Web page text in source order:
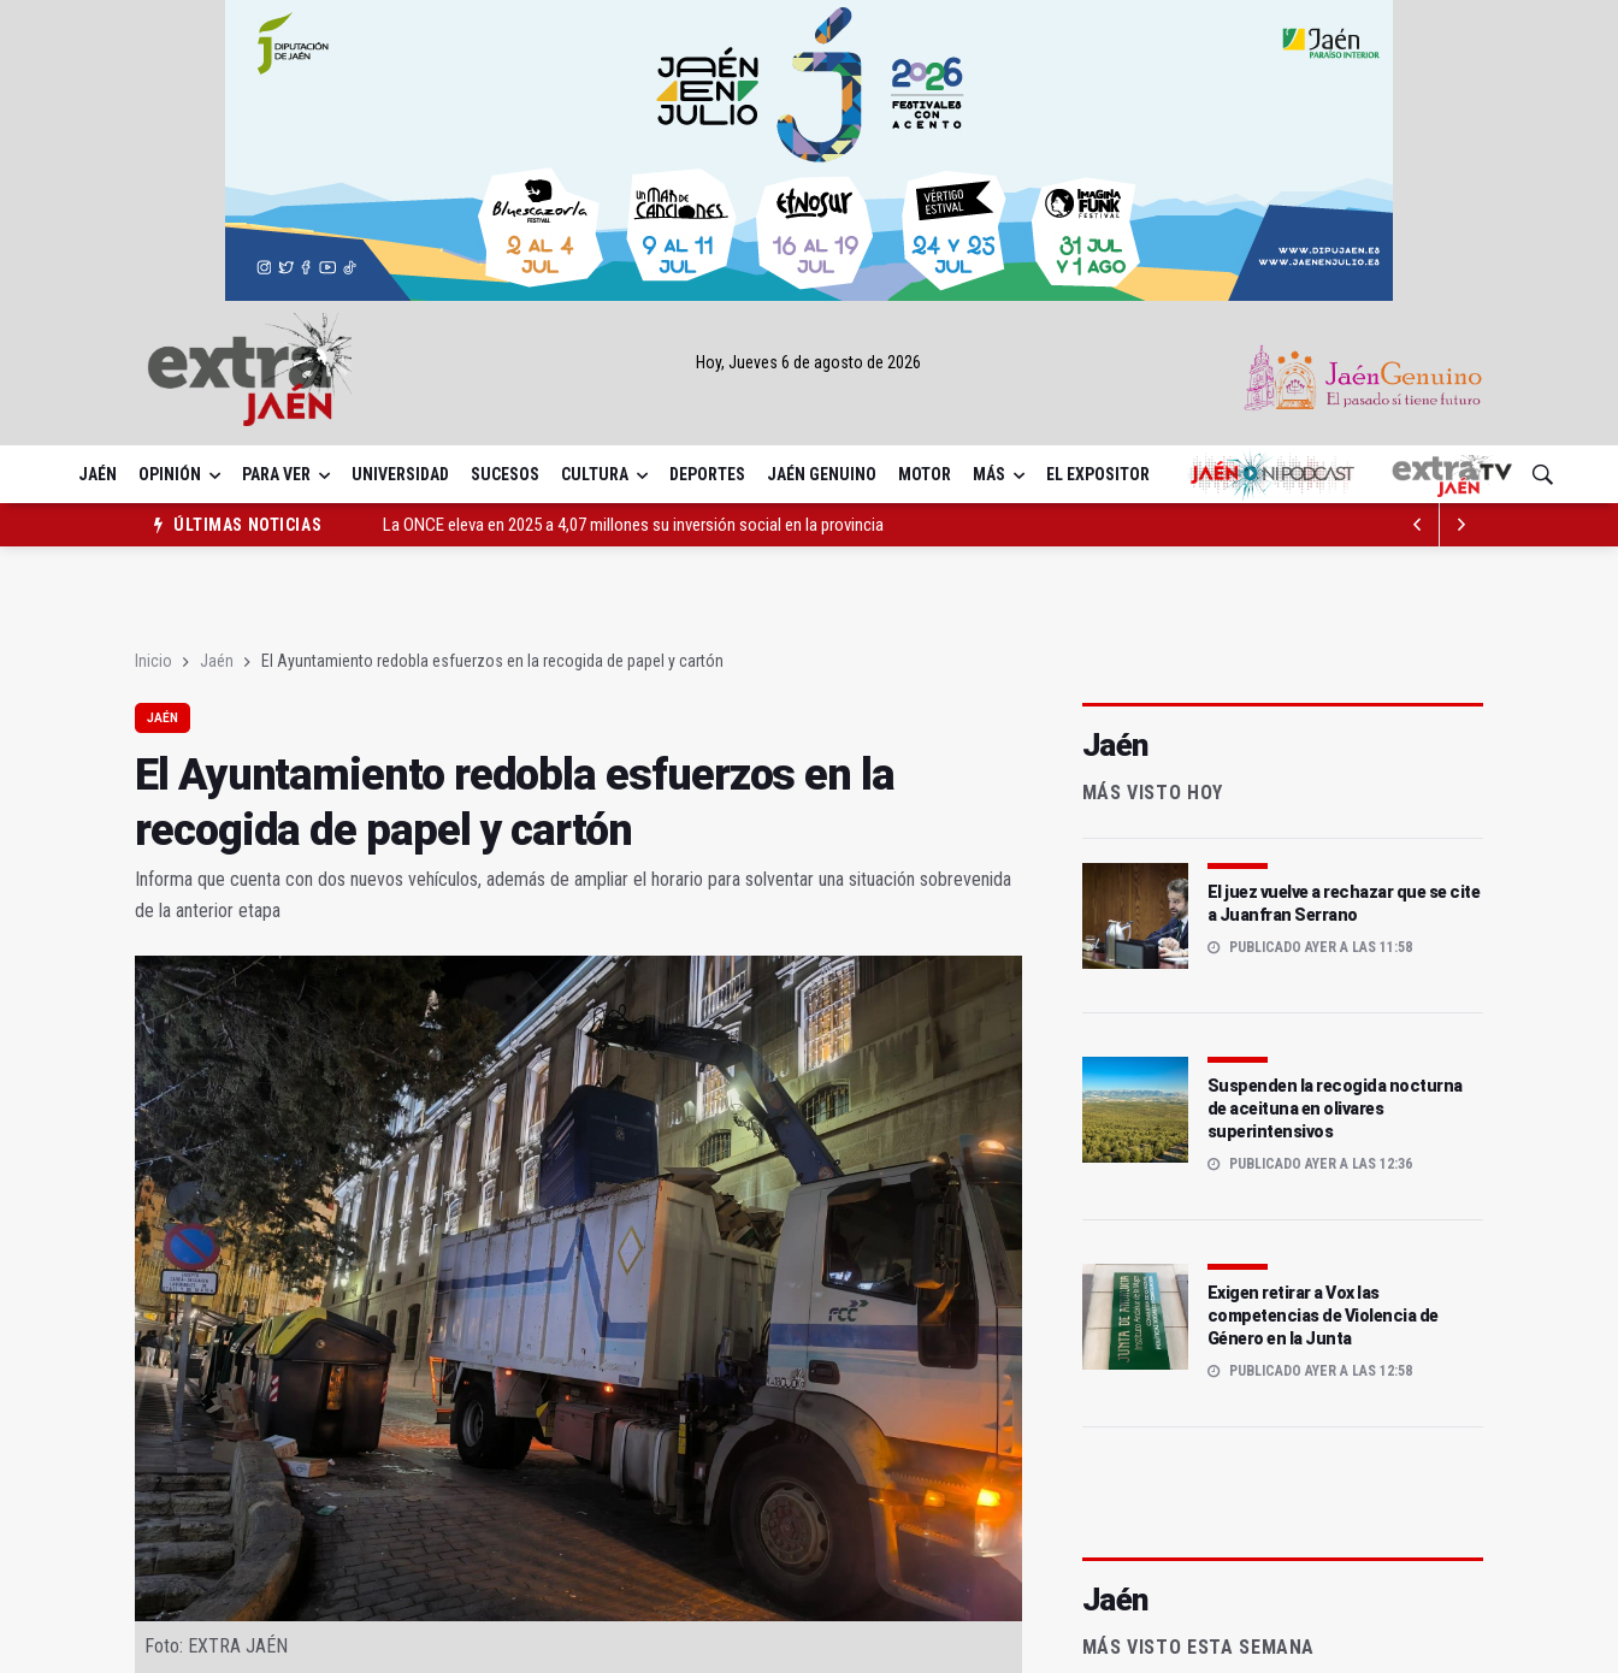
Hoy, Jueves 6 de agosto de 2026
JAÉN OPINIÓN PARA VER UNIVERSIDAD SUCESOS CULTURA DEPORTES JAÉN GENUINO MOTOR MÁS EL EXPOSITOR
ÚLTIMAS NOTICIAS
La ONCE eleva en 2025 a 4,07 millones su inversión social en la provincia
Inicio Jaén El Ayuntamiento redobla esfuerzos en la recogida de papel y cartón
JAÉN
El Ayuntamiento redobla esfuerzos en la
recogida de papel y cartón
Informa que cuenta con dos nuevos vehículos, además de ampliar el horario para solventar una situación sobrevenida
de la anterior etapa
Foto: EXTRA JAÉN
Jaén
MÁS VISTO HOY
El juez vuelve a rechazar que se cite
a Juanfran Serrano
PUBLICADO AYER A LAS 11:58
Suspenden la recogida nocturna
de aceituna en olivares
superintensivos
PUBLICADO AYER A LAS 12:36
Exigen retirar a Vox las
competencias de Violencia de
Género en la Junta
PUBLICADO AYER A LAS 12:58
Jaén
MÁS VISTO ESTA SEMANA